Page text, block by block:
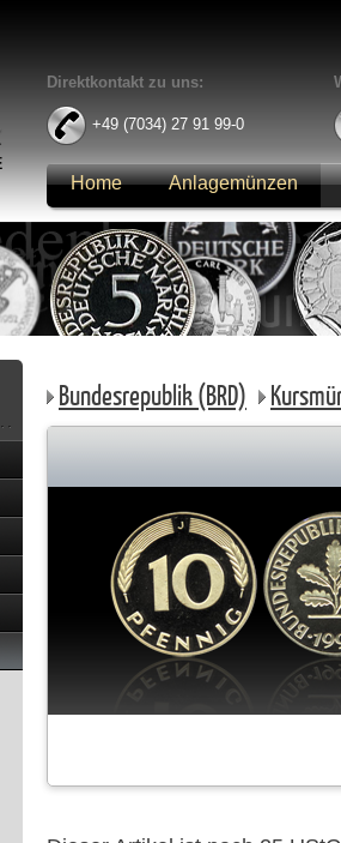
Direktkontakt zu uns:
+49 (7034) 27 91 99-0
Home Anlagemünzen
Anmelden
Bundesrepublik (BRD)